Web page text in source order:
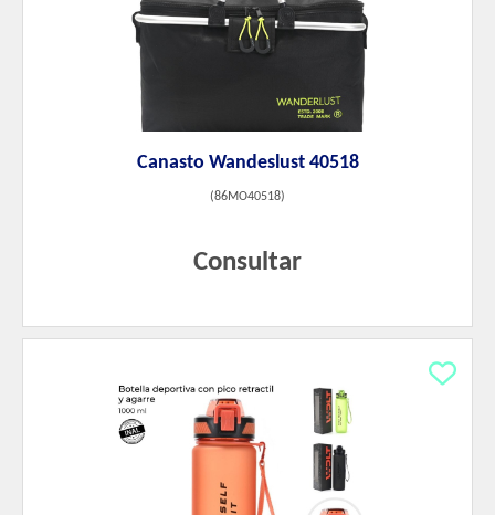
Canasto Wandeslust 40518
(86MO40518)
Consultar